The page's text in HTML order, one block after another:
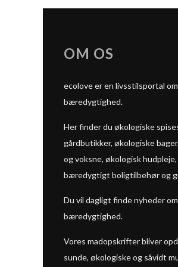
OM OS
ecolove er en livsstilsportal
bæredygtighed.
Her finder du økologiske
gårdbutikker, økologiske
og voksne, økologisk
bæredygtigt boligtilbehør og
Du vil dagligt finde nyheder
bæredygtighed.
Vores madopskrifter bliver
sunde, økologiske og såvidt